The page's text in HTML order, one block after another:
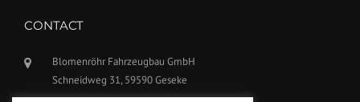
CONTACT
Blomenröhr Fahrzeugbau GmbH
Schneidweg 31, 59590 Geseke